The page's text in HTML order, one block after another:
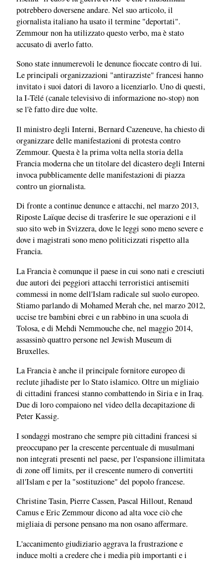
potrebbero doversene andare. Nel suo articolo, il
giornalista italiano ha usato il termine "deportati".
Zemmour non ha utilizzato questo verbo, ma è stato
accusato di averlo fatto.
Sono state innumerevoli le denunce fioccate contro di lui.
Le principali organizzazioni "antirazziste" francesi hanno
invitato i suoi datori di lavoro a licenziarlo. Uno di questi,
la I-Télé (canale televisivo di informazione no-stop) non
se l'è fatto dire due volte.
Il ministro degli Interni, Bernard Cazeneuve, ha chiesto di
organizzare delle manifestazioni di protesta contro
Zemmour. Questa è la prima volta nella storia della
Francia moderna che un titolare del dicastero degli Interni
invoca pubblicamente delle manifestazioni di piazza
contro un giornalista.
Di fronte a continue denunce e attacchi, nel marzo 2013,
Riposte Laïque decise di trasferire le sue operazioni e il
suo sito web in Svizzera, dove le leggi sono meno severe e
dove i magistrati sono meno politicizzati rispetto alla
Francia.
La Francia è comunque il paese in cui sono nati e cresciuti
due autori dei peggiori attacchi terroristici antisemiti
commessi in nome dell'Islam radicale sul suolo europeo.
Stiamo parlando di Mohamed Merah che, nel marzo 2012,
uccise tre bambini ebrei e un rabbino in una scuola di
Tolosa, e di Mehdi Nemmouche che, nel maggio 2014,
assassinò quattro persone nel Jewish Museum di
Bruxelles.
La Francia è anche il principale fornitore europeo di
reclute jihadiste per lo Stato islamico. Oltre un migliaio
di cittadini francesi stanno combattendo in Siria e in Iraq.
Due di loro compaiono nel video della decapitazione di
Peter Kassig.
I sondaggi mostrano che sempre più cittadini francesi si
preoccupano per la crescente percentuale di musulmani
non integrati presenti nel paese, per l'espansione illimitata
di zone off limits, per il crescente numero di convertiti
all'Islam e per la "sostituzione" del popolo francese.
Christine Tasin, Pierre Cassen, Pascal Hillout, Renaud
Camus e Eric Zemmour dicono ad alta voce ciò che
migliaia di persone pensano ma non osano affermare.
L'accanimento giudiziario aggrava la frustrazione e
induce molti a credere che i media più importanti e i